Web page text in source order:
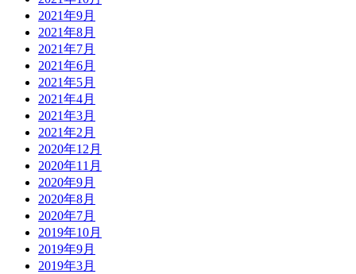
2021年9月
2021年8月
2021年7月
2021年6月
2021年5月
2021年4月
2021年3月
2021年2月
2020年12月
2020年11月
2020年9月
2020年8月
2020年7月
2019年10月
2019年9月
2019年3月